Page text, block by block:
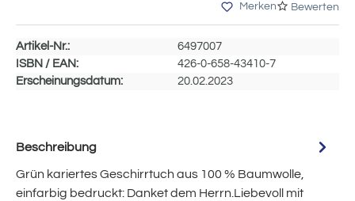
Merken Bewerten
Artikel-Nr.:
6497007
ISBN / EAN:
426-0-658-43410-7
Erscheinungsdatum:
20.02.2023
Beschreibung
Grün kariertes Geschirrtuch aus 100 % Baumwolle,
einfarbig bedruckt: Danket dem Herrn.Liebevoll mit